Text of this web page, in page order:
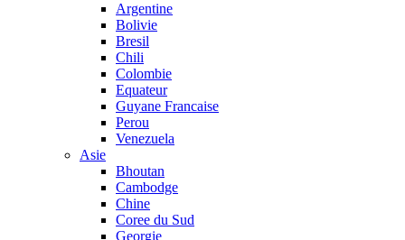
Argentine
Bolivie
Bresil
Chili
Colombie
Equateur
Guyane Francaise
Perou
Venezuela
Asie
Bhoutan
Cambodge
Chine
Coree du Sud
Georgie